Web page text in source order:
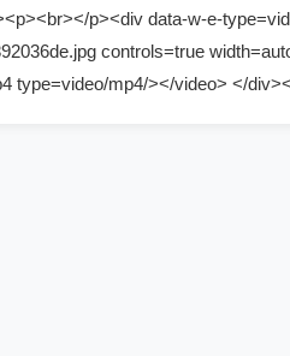
p><div data-w-e-
controls=true
type=video/mp4/></video> </